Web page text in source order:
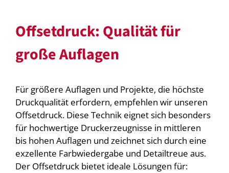
Offsetdruck: Qualität für
große Auflagen
Für größere Auflagen und Projekte, die höchste
Druckqualität erfordern, empfehlen wir unseren
Offsetdruck. Diese Technik eignet sich besonders
für hochwertige Druckerzeugnisse in mittleren
bis hohen Auflagen und zeichnet sich durch eine
exzellente Farbwiedergabe und Detailtreue aus.
Der Offsetdruck bietet ideale Lösungen für: